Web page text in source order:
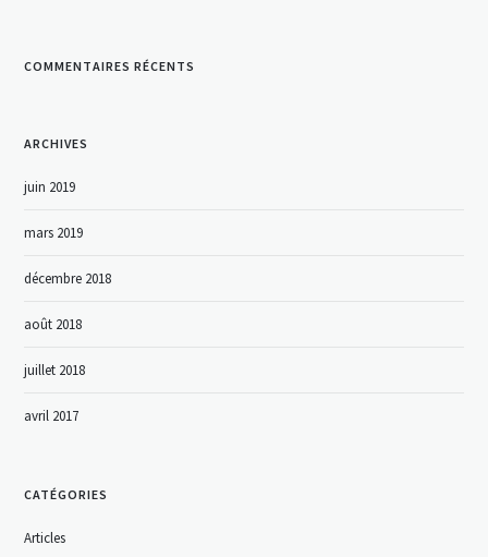
COMMENTAIRES RÉCENTS
ARCHIVES
juin 2019
mars 2019
décembre 2018
août 2018
juillet 2018
avril 2017
CATÉGORIES
Articles